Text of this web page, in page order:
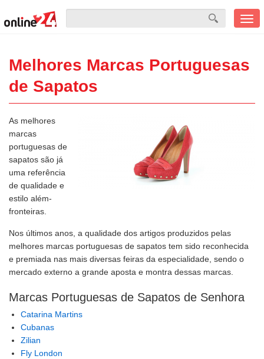
Melhores Marcas Portuguesas
de Sapatos
As melhores
marcas
portuguesas de
sapatos são já
uma referência
de qualidade e
estilo além-
fronteiras.
Nos últimos anos, a qualidade dos artigos produzidos pelas
melhores marcas portuguesas de sapatos tem sido reconhecida
e premiada nas mais diversas feiras da especialidade, sendo o
mercado externo a grande aposta e montra dessas marcas.
Marcas Portuguesas de Sapatos de Senhora
Catarina Martins
Cubanas
Zilian
Fly London